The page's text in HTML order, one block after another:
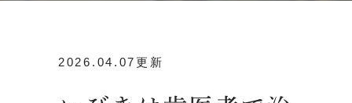
2026.04.07更新